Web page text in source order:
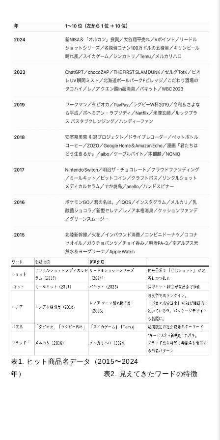
表1. ヒット商品名データ（2015〜2024
年） 表2. 見えてきたワードの特徴